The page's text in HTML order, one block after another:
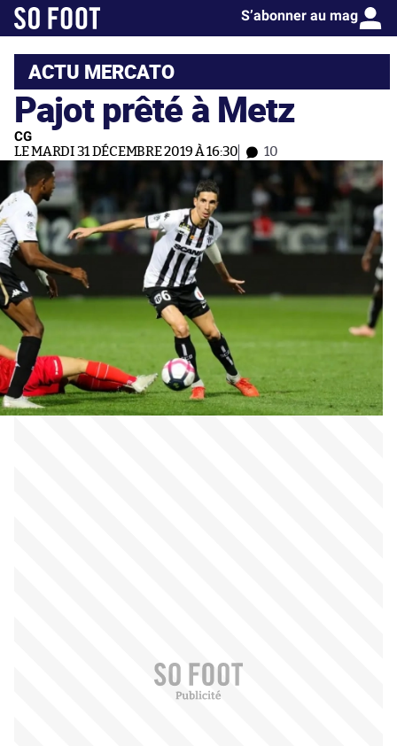
S’abonner au mag
ACTU MERCATO
Pajot prêté à Metz
CG
LE MARDI 31 DÉCEMBRE 2019 À 16:30 10